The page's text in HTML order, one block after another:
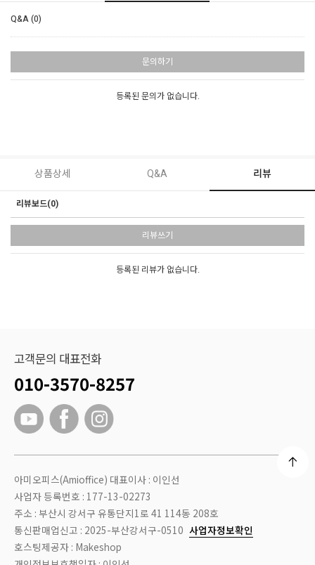
Q&A (0)
문의하기
등록된 문의가 없습니다.
상품상세 Q&A 리뷰
리뷰보드(0)
리뷰쓰기
등록된 리뷰가 없습니다.
고객문의 대표전화
010-3570-8257
아미오피스(Amioffice) 대표이사 : 이인선
사업자 등록번호 : 177-13-02273
주소 : 부산시 강서구 유통단지1로 41 114동 208호
통신판매업신고 : 2025-부산강서구-0510 사업자정보확인
호스팅제공자 : Makeshop